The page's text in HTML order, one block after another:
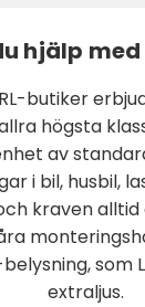
hjälp
butiker
högsta
av
i bil, husbil,
kraven
som
extraljus.